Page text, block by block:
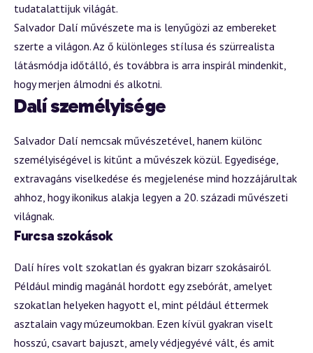
tudatalattijuk világát.
Salvador Dalí művészete ma is lenyűgözi az embereket
szerte a világon. Az ő különleges stílusa és szürrealista
látásmódja időtálló, és továbbra is arra inspirál mindenkit,
hogy merjen álmodni és alkotni.
Dalí személyisége
Salvador Dalí nemcsak művészetével, hanem különc
személyiségével is kitűnt a művészek közül. Egyedisége,
extravagáns viselkedése és megjelenése mind hozzájárultak
ahhoz, hogy ikonikus alakja legyen a 20. századi művészeti
világnak.
Furcsa szokások
Dalí híres volt szokatlan és gyakran bizarr szokásairól.
Például mindig magánál hordott egy zsebórát, amelyet
szokatlan helyeken hagyott el, mint például éttermek
asztalain vagy múzeumokban. Ezen kívül gyakran viselt
hosszú, csavart bajuszt, amely védjegyévé vált, és amit